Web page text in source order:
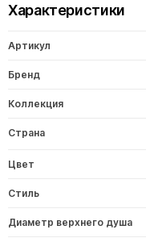
Характеристики
Артикул
Бренд
Коллекция
Страна
Цвет
Стиль
Диаметр верхнего душа